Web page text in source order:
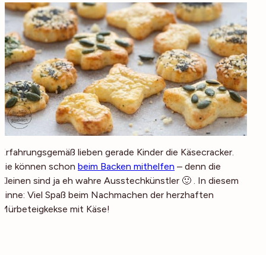
Erfahrungsgemäß lieben gerade Kinder die Käsecracker.
Sie können schon beim Backen mithelfen – denn die
Kleinen sind ja eh wahre Ausstechkünstler 🙂 . In diesem
Sinne: Viel Spaß beim Nachmachen der herzhaften
Mürbeteigkekse mit Käse!